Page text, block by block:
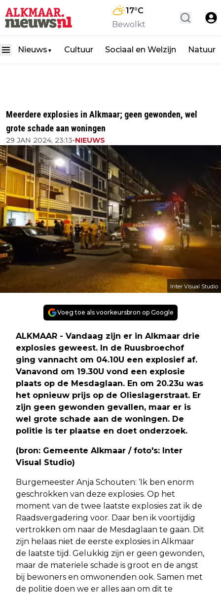
17°C
Bewolkt
Nieuws ▼ Cultuur Sociaal en Welzijn Natuur
Meerdere explosies in Alkmaar; geen gewonden, wel
grote schade aan woningen
29 JAN 2024, 23:13•NIEUWS
Inter Visual Studio
Voeg toe als voorkeursbron op Google
ALKMAAR - Vandaag zijn er in Alkmaar drie
explosies geweest. In de Ruusbroechof
ging vannacht om 04.10U een explosief af.
Vanavond om 19.30U vond een explosie
plaats op de Mesdaglaan. En om 20.23u was
het opnieuw prijs op de Olieslagerstraat. Er
zijn geen gewonden gevallen, maar er is
wel grote schade aan de woningen. De
politie is ter plaatse en doet onderzoek.
(bron: Gemeente Alkmaar / foto's: Inter
Visual Studio)
Burgemeester Anja Schouten: ‘Ik ben enorm
geschrokken van deze explosies. Op het
moment van de twee laatste explosies zat ik de
Raadsvergadering voor. Daar ben ik voortijdig
vertrokken om naar de Mesdaglaan te gaan. Dit
zijn helaas niet de eerste explosies in Alkmaar
de laatste tijd. Gelukkig zijn er geen gewonden,
maar de materiele schade is groot en de angst
bij bewoners en omwonenden ook. Samen met
de politie doen we er alles aan om dit te